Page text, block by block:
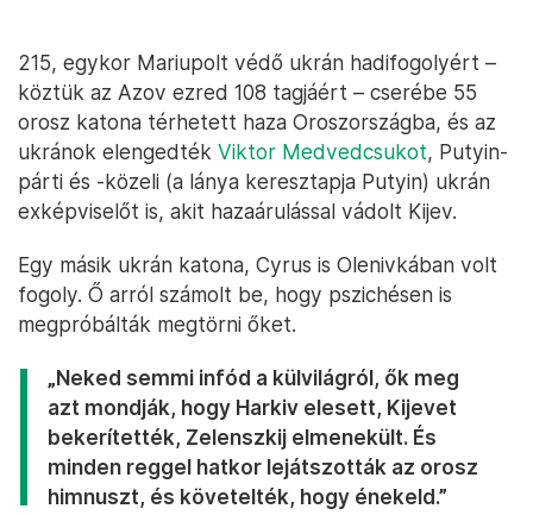
215, egykor Mariupolt védő ukrán hadifogolyért –
köztük az Azov ezred 108 tagjáért – cserébe 55
orosz katona térhetett haza Oroszországba, és az
ukránok elengedték Viktor Medvedcsukot, Putyin-
párti és -közeli (a lánya keresztapja Putyin) ukrán
exképviselőt is, akit hazaárulással vádolt Kijev.
Egy másik ukrán katona, Cyrus is Olenivkában volt
fogoly. Ő arról számolt be, hogy pszichésen is
megpróbálták megtörni őket.
„Neked semmi infód a külvilágról, ők meg
azt mondják, hogy Harkiv elesett, Kijevet
bekerítették, Zelenszkij elmenekült. És
minden reggel hatkor lejátszották az orosz
himnuszt, és követelték, hogy énekeld.”